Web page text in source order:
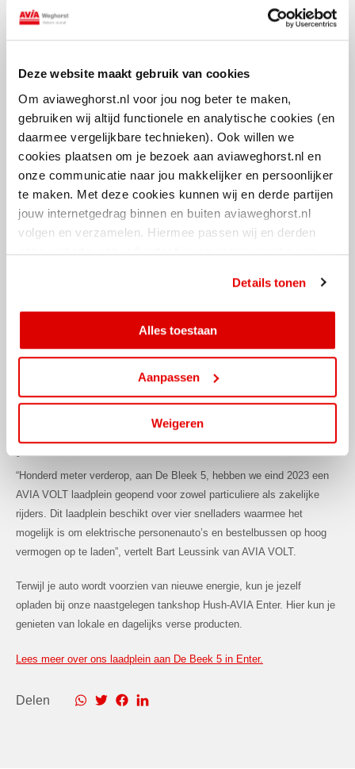
Deze website maakt gebruik van cookies
Om aviaweghorst.nl voor jou nog beter te maken,
gebruiken wij altijd functionele en analytische cookies (en
daarmee vergelijkbare technieken). Ook willen we
cookies plaatsen om je bezoek aan aviaweghorst.nl en
onze communicatie naar jou makkelijker en persoonlijker
te maken. Met deze cookies kunnen wij en derde partijen
jouw internetgedrag binnen en buiten aviaweghorst.nl
volgen en verzamelen. Hiermee passen wij en derden
onze website, app, advertenties en communicatie aan
ga je hiermee akkoord. Je kunt je cookievoorkeuren altijd
weer aanpassen.
Details tonen
Alles toestaan
Aanpassen
Weigeren
een uitbreiding tot maximaal 10 laadpunten en de integratie met eigen
Dynamische stroomverdeling met satelliet-laadpalen
Het laadplein zal gebruikmaken van een laadoplossing ontwikkeld door
het Finse bedrijf Kempower, waarvan AVIA VOLT al geruime tijd
partner is. Met dit systeem kan het beschikbare vermogen dynamisch
worden verdeeld over de verschillende voertuigen die geladen worden.
Hierdoor wordt optimaal gebruik gemaakt van het beschikbare
vermogen waardoor gebruikers van het laadplein zo snel mogelijk weer
de weg op kunnen. De laadpalen hebben een duidelijke
Brink XL en AVIA VOLT zien uit naar de verdere voortzetting van de
samenwerking en zijn enthousiast om de voortgang van dit project te
Nabijgelegen laadplein voor
personenauto's en bestelbussen
“Honderd meter verderop, aan De Bleek 5, hebben we eind 2023 een
AVIA VOLT laadplein geopend voor zowel particuliere als zakelijke
rijders. Dit laadplein beschikt over vier snelladers waarmee het
mogelijk is om elektrische personenauto’s en bestelbussen op hoog
vermogen op te laden”, vertelt Bart Leussink van AVIA VOLT.
Terwijl je auto wordt voorzien van nieuwe energie, kun je jezelf
opladen bij onze naastgelegen tankshop Hush-AVIA Enter. Hier kun je
genieten van lokale en dagelijks verse producten.
Lees meer over ons laadplein aan De Beek 5 in Enter.
Delen